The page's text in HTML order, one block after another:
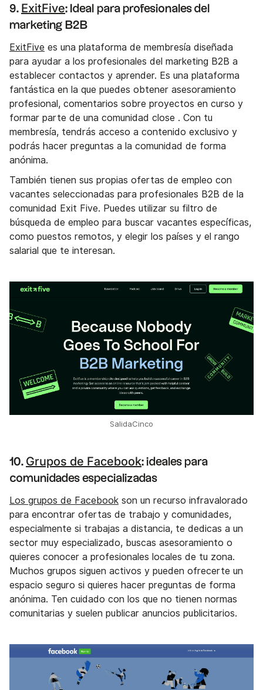
9. ExitFive: Ideal para profesionales del
marketing B2B
ExitFive es una plataforma de membresía diseñada
para ayudar a los profesionales del marketing B2B a
establecer contactos y aprender. Es una plataforma
fantástica en la que puedes obtener asesoramiento
profesional, comentarios sobre proyectos en curso y
formar parte de una comunidad close . Con tu
membresía, tendrás acceso a contenido exclusivo y
podrás hacer preguntas a la comunidad de forma
anónima.
También tienen sus propias ofertas de empleo con
vacantes seleccionadas para profesionales B2B de la
comunidad Exit Five. Puedes utilizar su filtro de
búsqueda de empleo para buscar vacantes específicas,
como puestos remotos, y elegir los países y el rango
salarial que te interesan.
SalidaCinco
10. Grupos de Facebook: ideales para
comunidades especializadas
Los grupos de Facebook son un recurso infravalorado
para encontrar ofertas de trabajo y comunidades,
especialmente si trabajas a distancia, te dedicas a un
sector muy especializado, buscas asesoramiento o
quieres conocer a profesionales locales de tu zona.
Muchos grupos siguen activos y pueden ofrecerte un
espacio seguro si quieres hacer preguntas de forma
anónima. Ten cuidado con los que no tienen normas
comunitarias y suelen publicar anuncios publicitarios.